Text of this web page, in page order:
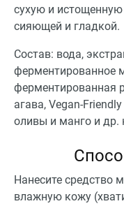
сухую и истощенную
сияющей и гладкой.
Состав: вода,
ферментированное
ферментированная
агава, Vegan-
оливы и манго и др.
Нанесите
влажную кожу